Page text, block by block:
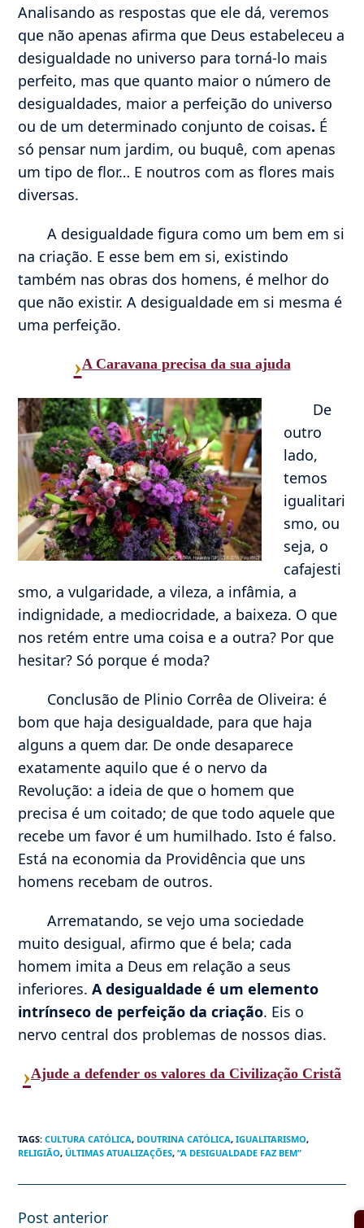
Analisando as respostas que ele dá, veremos
que não apenas afirma que Deus estabeleceu a
desigualdade no universo para torná-lo mais
perfeito, mas que quanto maior o número de
desigualdades, maior a perfeição do universo
ou de um determinado conjunto de coisas. É
só pensar num jardim, ou buquê, com apenas
um tipo de flor… E noutros com as flores mais
diversas.
A desigualdade figura como um bem em si
na criação. E esse bem em si, existindo
também nas obras dos homens, é melhor do
que não existir. A desigualdade em si mesma é
uma perfeição.
›A Caravana precisa da sua ajuda
De
outro
lado,
temos
igualitari
smo, ou
seja, o
cafajesti
smo, a vulgaridade, a vileza, a infâmia, a
indignidade, a mediocridade, a baixeza. O que
nos retém entre uma coisa e a outra? Por que
hesitar? Só porque é moda?
Conclusão de Plinio Corrêa de Oliveira: é
bom que haja desigualdade, para que haja
alguns a quem dar. De onde desaparece
exatamente aquilo que é o nervo da
Revolução: a ideia de que o homem que
precisa é um coitado; de que todo aquele que
recebe um favor é um humilhado. Isto é falso.
Está na economia da Providência que uns
homens recebam de outros.
Arrematando, se vejo uma sociedade
muito desigual, afirmo que é bela; cada
homem imita a Deus em relação a seus
inferiores.A desigualdade é um elemento
intrínseco de perfeição da criação. Eis o
nervo central dos problemas de nossos dias.
›Ajude a defender os valores da Civilização Cristã
TAGS:CULTURA CATÓLICA, DOUTRINA CATÓLICA, IGUALITARISMO,
RELIGIÃO, ÚLTIMAS ATUALIZAÇÕES, “A DESIGUALDADE FAZ BEM”
Leia
Post anterior